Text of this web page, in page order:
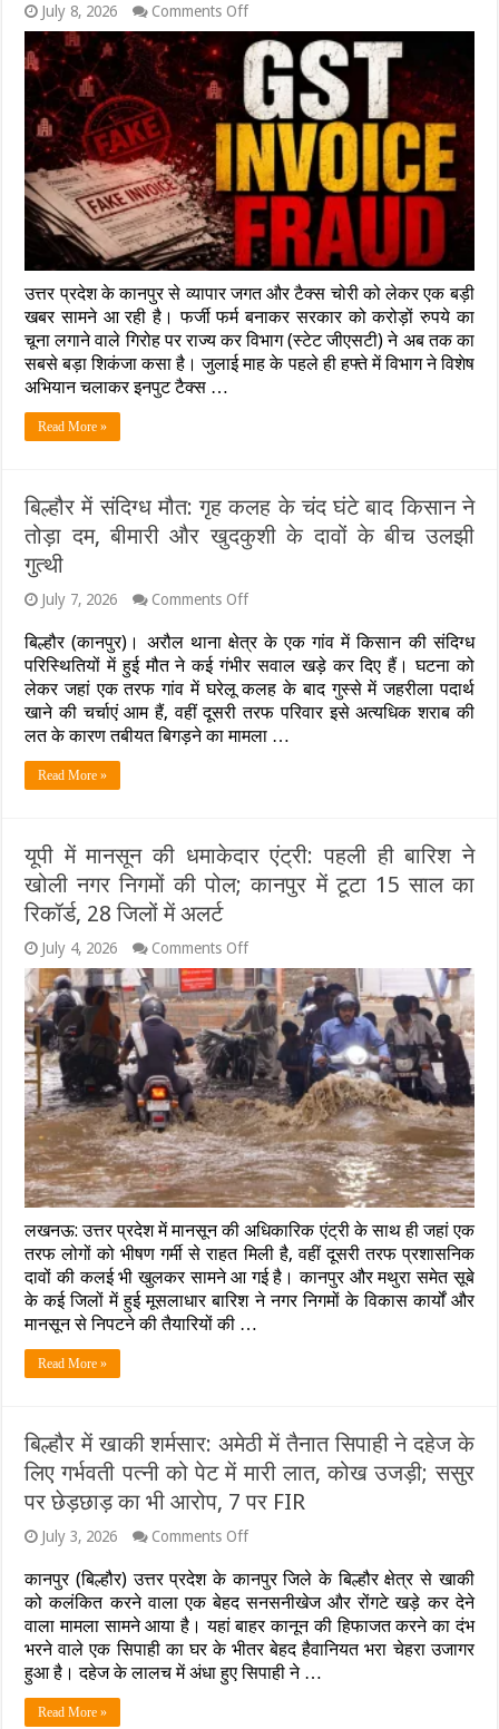
हाथ
गिरफ्तार,
सबस्टेशन
में
मचा
हड़कंप
July 8, 2026 Comments Offon
कानपुर
में
जीएसटी
का
बड़ा
महास्कैम:
करोड़ों
की
कर
चोरी
के
लिए
बनाईं
फर्जी
कंपनियां,
राज्य
कर
विभाग
ने
उत्तर प्रदेश के कानपुर से व्यापार जगत और टैक्स चोरी को लेकर एक बड़ी
खबर सामने आ रही है। फर्जी फर्म बनाकर सरकार को करोड़ों रुपये का
चूना लगाने वाले गिरोह पर राज्य कर विभाग (स्टेट जीएसटी) ने अब तक का
सबसे बड़ा शिकंजा कसा है। जुलाई माह के पहले ही हफ्ते में विभाग ने विशेष
अभियान चलाकर इनपुट टैक्स …
Read More »
बिल्हौर में संदिग्ध मौत: गृह कलह के चंद घंटे बाद किसान ने
तोड़ा दम, बीमारी और खुदकुशी के दावों के बीच उलझी
गुत्थी
July 7, 2026 Comments Offon
में
संदिग्ध
मौत:
गृह
कलह
के
दम,
बीमारी
के
के
बीच
उलझी
गुत्थी
बिल्हौर (कानपुर)। अरौल थाना क्षेत्र के एक गांव में किसान की संदिग्ध
परिस्थितियों में हुई मौत ने कई गंभीर सवाल खड़े कर दिए हैं। घटना को
लेकर जहां एक तरफ गांव में घरेलू कलह के बाद गुस्से में जहरीला पदार्थ
खाने की चर्चाएं आम हैं, वहीं दूसरी तरफ परिवार इसे अत्यधिक शराब की
लत के कारण तबीयत बिगड़ने का मामला …
Read More »
यूपी में मानसून की धमाकेदार एंट्री: पहली ही बारिश ने
खोली नगर निगमों की पोल; कानपुर में टूटा 15 साल का
रिकॉर्ड, 28 जिलों में अलर्ट
July 4, 2026 Comments Offon
यूपी
में
मानसून
की
धमाकेदार
एंट्री:
पहली
ही
बारिश
ने
खोली
नगर
निगमों
की
पोल;
कानपुर
टूटा
15
अलर्ट
लखनऊ: उत्तर प्रदेश में मानसून की अधिकारिक एंट्री के साथ ही जहां एक
तरफ लोगों को भीषण गर्मी से राहत मिली है, वहीं दूसरी तरफ प्रशासनिक
दावों की कलई भी खुलकर सामने आ गई है। कानपुर और मथुरा समेत सूबे
के कई जिलों में हुई मूसलाधार बारिश ने नगर निगमों के विकास कार्यों और
मानसून से निपटने की तैयारियों की …
Read More »
बिल्हौर में खाकी शर्मसार: अमेठी में तैनात सिपाही ने दहेज के
लिए गर्भवती पत्नी को पेट में मारी लात, कोख उजड़ी; ससुर
पर छेड़छाड़ का भी आरोप, 7 पर FIR
July 3, 2026 Comments Offon
में
खाकी
शर्मसार:
अमेठी
में
तैनात
सिपाही
कानपुर (बिल्हौर) उत्तर प्रदेश के कानपुर जिले के बिल्हौर क्षेत्र से खाकी
को कलंकित करने वाला एक बेहद सनसनीखेज और रोंगटे खड़े कर देने
वाला मामला सामने आया है। यहां बाहर कानून की हिफाजत करने का दंभ
भरने वाले एक सिपाही का घर के भीतर बेहद हैवानियत भरा चेहरा उजागर
हुआ है। दहेज के लालच में अंधा हुए सिपाही ने …
Read More »